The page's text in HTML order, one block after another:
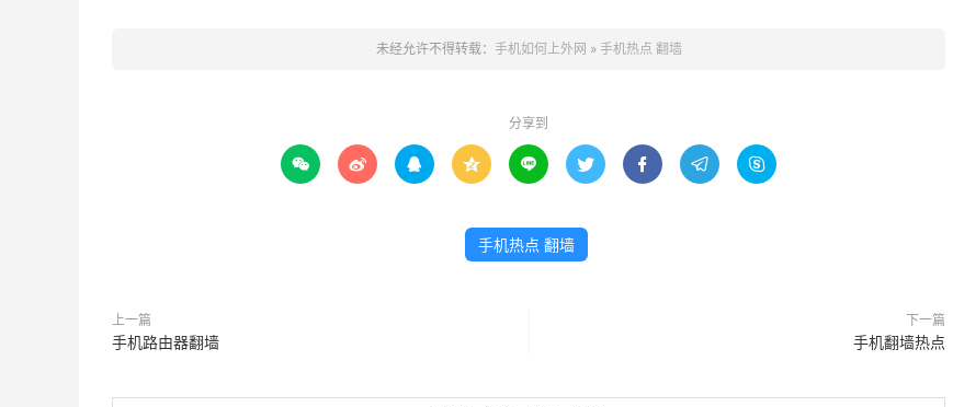
未经允许不得转载： 手机如何上外网 » 手机热点 翻墙
分享到
        
手机热点 翻墙
上一篇
手机路由器翻墙
下一篇
手机翻墙热点